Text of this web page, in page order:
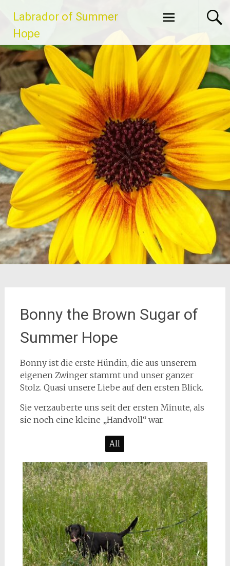
Inhalt
springen
Labrador of Summer
Hope
Bonny the Brown Sugar of
Summer Hope
Bonny ist die erste Hündin, die aus unserem
eigenen Zwinger stammt und unser ganzer
Stolz. Quasi unsere Liebe auf den ersten Blick.
Sie verzauberte uns seit der ersten Minute, als
sie noch eine kleine „Handvoll“ war.
All